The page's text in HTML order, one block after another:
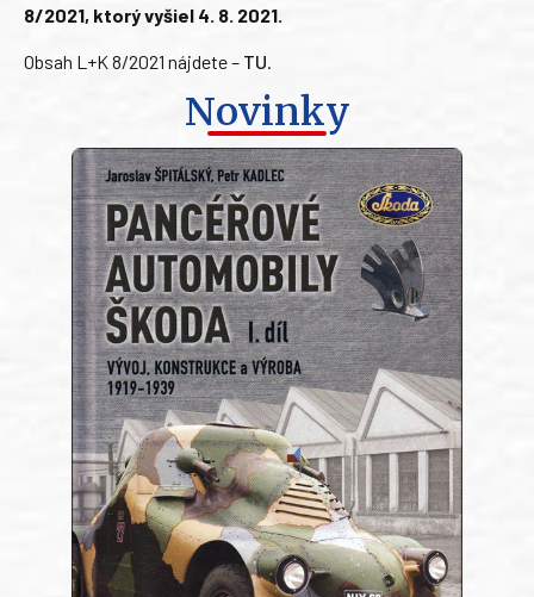
8/2021, ktorý vyšiel 4. 8. 2021.
Obsah L+K 8/2021 nájdete – TU
Novinky